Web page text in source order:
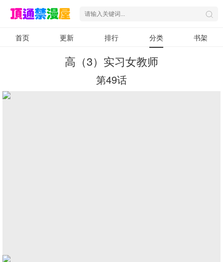
首页 更新 排行 分类 书架
高（3）实习女教师
第49话